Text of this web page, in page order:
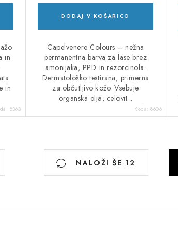
in
in
8363
DODAJ V KOŠARICO
Capelvenere Colours – nežna
permanentna barva za lase brez
amonijaka, PPD in rezorcinola.
Dermatološko testirana, primerna
za občutljivo kožo. Vsebuje
organska olja, celovit...
Koda:8606
NALOŽI ŠE 12
P
n